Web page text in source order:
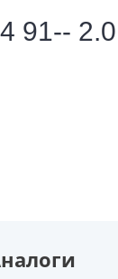
91--